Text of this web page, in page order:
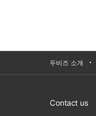
두비즈 소개
Contact us